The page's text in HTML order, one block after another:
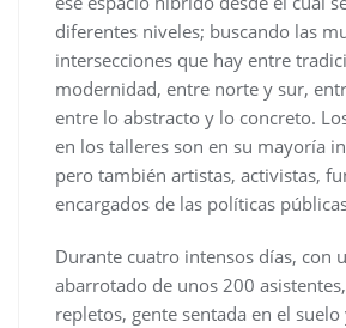
diferentes niveles; buscando las
intersecciones que hay entre
modernidad, entre norte y sur,
entre lo abstracto y lo concreto.
en los talleres son en su mayoría
pero también artistas, activistas,
encargados de las políticas
Durante cuatro intensos días, con
abarrotado de unos 200
repletos, gente sentada en el